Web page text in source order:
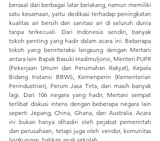
berasal dari berbagai latar belakang, namun memiliki
satu kesamaan, yaitu dedikasi terhadap peningkatan
kualitas air bersih dan sanitasi air di seluruh dunia
tanpa terkecuali. Dari Indonesia sendiri, banyak
tokoh penting yang hadir dalam acara ini. Beberapa
tokoh yang berinteraksi langsung dengan Mertani
antara lain Bapak Basuki Hadimuljono, Menteri PUPR
(Pekerjaan Umum dan Perumahan Rakyat), Kepala
Bidang Instansi BBWS, Kemenperin (Kementerian
Perindustrian), Perum Jasa Tirta, dan masih banyak
lagi. Dari 106 negara yang hadir, Mertani sempat
terlibat diskusi intens dengan beberapa negara lain
seperti Jepang, China, Ghana, dan Australia. Acara
ini bukan hanya dihadiri oleh pejabat pemerintah
dan perusahaan, tetapi juga oleh vendor, komunitas